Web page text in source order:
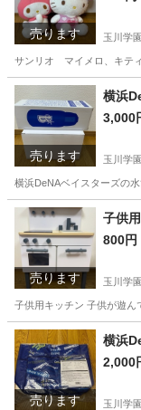
売ります 玉川学
サンリオ マイメロ、キテ
東京 町田市 玉川
売ります
横浜
3,000
玉川学
横浜DeNAベイスターズの
東京 町田市 玉川
売ります
子供
800円
玉川学
子供用キッチン 子供が遊ん
東京 町田市 玉川
売ります
横浜
2,000
玉川学